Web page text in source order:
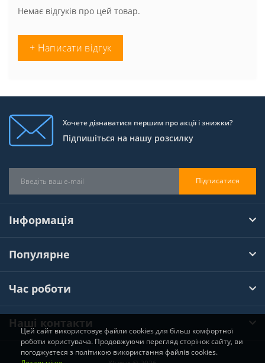
Немає відгуків про цей товар.
+ Написати відгук
Хочете дізнаватися першим про акції і знижки?
Підпишіться на нашу розсилку
Підписатися
Інформація
Популярне
Час роботи
Наші контакти
Цей сайт використовує файли cookies для більш комфортної
роботи користувача. Продовжуючи перегляд сторінок сайту, ви
погоджуєтеся з політикою використання файлів cookies.